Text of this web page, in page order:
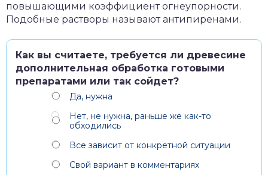
повышающими коэффициент огнеупорности.
Подобные растворы называют антипиренами.
Как вы считаете, требуется ли древесине
дополнительная обработка готовыми
препаратами или так сойдет?
Да, нужна
Нет, не нужна, раньше же как-то
обходились
Все зависит от конкретной ситуации
Свой вариант в комментариях